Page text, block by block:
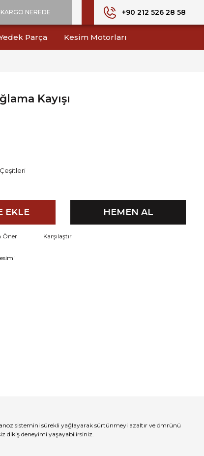
KARGO NEREDE +90 212 526 28 58
Parça Kesim Motorları
Kayışı
Çeşitleri
EKLE HEMEN AL
Öner Karşılaştır
sistemini sürekli yağlayarak sürtünmeyi azaltır ve ömrünü
dikiş deneyimi yaşayabilirsiniz.